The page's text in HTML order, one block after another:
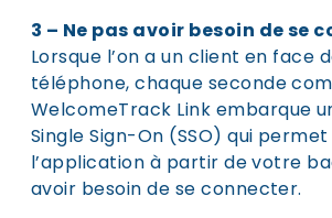
3 – Ne pas avoir besoin de se
Lorsque l’on a un client en face
téléphone, chaque seconde
WelcomeTrack Link embarque
Single Sign-On (SSO) qui
l’application à partir de votre
avoir besoin de se connecter.